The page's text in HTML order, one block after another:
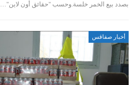
بصدد بيع الخمر خلسة.وحسب "حقائق أون لاين"…
أخبار صفاقس